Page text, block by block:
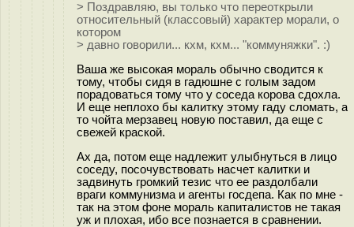
> Поздравляю, вы только что переоткрыли
относительный (классовый) характер морали, о
котором
> давно говорили... кхм, кхм... "коммуняжки". :)
Ваша же высокая мораль обычно сводится к
тому, чтобы сидя в гадюшне с голым задом
порадоваться тому что у соседа корова сдохла.
И еще неплохо бы калитку этому гаду сломать, а
то чойта мерзавец новую поставил, да еще с
свежей краской.
Ах да, потом еще надлежит улыбнуться в лицо
соседу, посочувствовать насчет калитки и
задвинуть громкий тезис что ее раздолбали
враги коммунизма и агенты госдепа. Как по мне -
так на этом фоне мораль капиталистов не такая
уж и плохая, ибо все познается в сравнении.